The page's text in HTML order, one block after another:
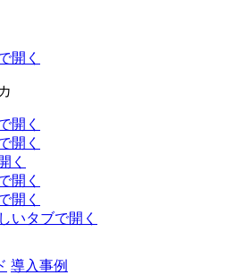
開く
開く
開く
く
開く
開く
いタブで開く
導入事例